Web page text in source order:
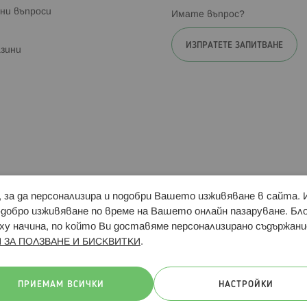
въпроси Имате въпрос?
ИЗПРАТЕТЕ ЗАПИТВАНЕ
Свързани сайтове: Hippoland.ro
за да персонализира и подобри Вашето изживяване в
изживяване по време на Вашето онлайн пазаруване.
начина, по който Ви доставяме персонализирано
ПОЛЗВАНЕ И БИСКВИТКИ .
ПРИЕМАМ ВСИЧКИ НАСТРОЙКИ